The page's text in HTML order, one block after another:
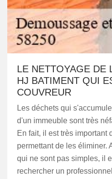
LE NETTOYAGE DE
HJ BATIMENT QUI
COUVREUR
Les déchets qui
d'un immeuble sont très
En fait, il est très important
permettant de les éliminer.
qui ne sont pas simples, il
rechercher un